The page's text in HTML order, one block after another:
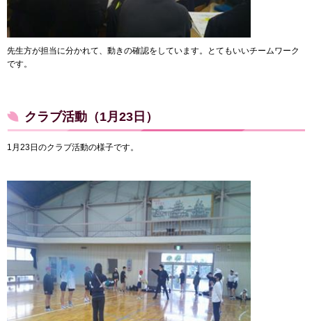
先生方が担当に分かれて、動きの確認をしています。とてもいいチームワーク
です。
クラブ活動（1月23日）
1月23日のクラブ活動の様子です。